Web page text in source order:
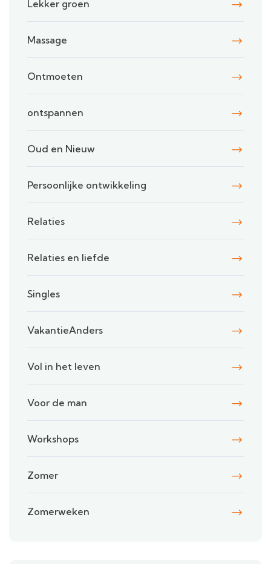
Lekker groen
Massage
Ontmoeten
ontspannen
Oud en Nieuw
Persoonlijke ontwikkeling
Relaties
Relaties en liefde
Singles
VakantieAnders
Vol in het leven
Voor de man
Workshops
Zomer
Zomerweken